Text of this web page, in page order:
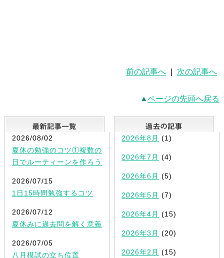
前の記事へ 次の記事へ
ページの先頭へ戻る
最新記事一覧
2026/08/02
夏休の勉強のコツ①複数の
日でルーティーンを作ろう
2026/07/15
1日15時間勉強するコツ
2026/07/12
夏休みに過去問を解く意義
2026/07/05
八月模試の立ち位置
2026年8月 (1)
2026年7月 (4)
2026年6月 (5)
2026年5月 (7)
2026年4月 (15)
2026年3月 (20)
2026年2月 (15)